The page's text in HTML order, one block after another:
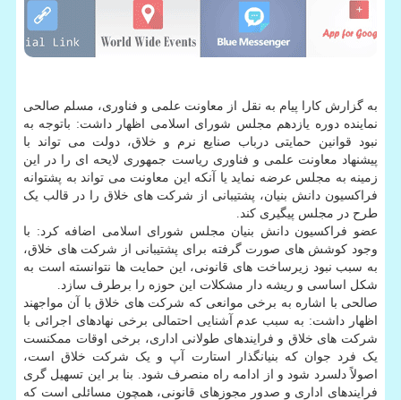
به گزارش کارا پیام به نقل از معاونت علمی و فناوری، مسلم صالحی
نماینده دوره یازدهم مجلس شورای اسلامی اظهار داشت: باتوجه به
نبود قوانین حمایتی درباب صنایع نرم و خلاق، دولت می تواند با
پیشنهاد معاونت علمی و فناوری ریاست جمهوری لایحه ای را در این
زمینه به مجلس عرضه نماید یا آنکه این معاونت می تواند به پشتوانه
فراکسیون دانش بنیان، پشتیبانی از شرکت های خلاق را در قالب یک
طرح در مجلس پیگیری کند.
عضو فراکسیون دانش بنیان مجلس شورای اسلامی اضافه کرد: با
وجود کوشش های صورت گرفته برای پشتیبانی از شرکت های خلاق،
به سبب نبود زیرساخت های قانونی، این حمایت ها نتوانسته است به
شکل اساسی و ریشه دار مشکلات این حوزه را برطرف سازد.
صالحی با اشاره به برخی موانعی که شرکت های خلاق با آن مواجهند
اظهار داشت: به سبب عدم آشنایی احتمالی برخی نهادهای اجرائی با
شرکت های خلاق و فرایندهای طولانی اداری، برخی اوقات ممکنست
یک فرد جوان که بنیانگذار استارت آپ و یک شرکت خلاق است،
اصولاً دلسرد شود و از ادامه راه منصرف شود. بنا بر این تسهیل گری
فرایندهای اداری و صدور مجوزهای قانونی، همچون مسائلی است که